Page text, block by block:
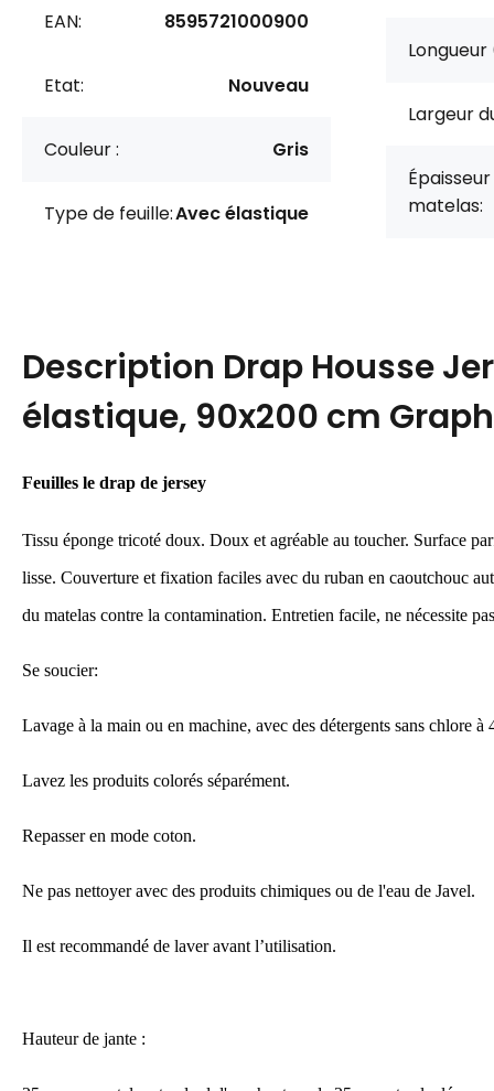
EAN: 8595721000900
Etat: Nouveau
Couleur : Gris
Type de feuille:Avec élastique
Largeur
matelas:
Description Drap Housse
élastique, 90x200 cm
Feuilles le drap de jersey
Tissu éponge tricoté doux. Doux et agréable au toucher. Surface
lisse. Couverture et fixation faciles avec du ruban en caoutchouc
du matelas contre la contamination. Entretien facile, ne nécessite
Se soucier:
Lavage à la main ou en machine, avec des détergents sans chlore à
Lavez les produits colorés séparément.
Repasser en mode coton.
Ne pas nettoyer avec des produits chimiques ou de l'eau de Javel.
Il est recommandé de laver avantl’utilisation.
Hauteur de jante :